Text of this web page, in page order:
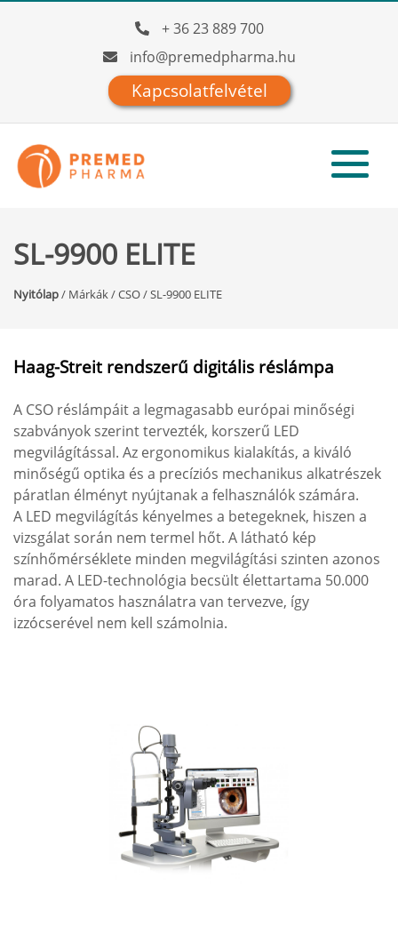
+ 36 23 889 700
info@premedpharma.hu
Kapcsolatfelvétel
SL-9900 ELITE
Nyitólap/ Márkák/CSO/SL-9900 ELITE
Haag-Streit rendszerű digitális réslámpa
A CSO réslámpáit a legmagasabb európai minőségi
szabványok szerint tervezték, korszerű LED
megvilágítással. Az ergonomikus kialakítás, a kiváló
minőségű optika és a precíziós mechanikus alkatrészek
páratlan élményt nyújtanak a felhasználók számára.
A LED megvilágítás kényelmes a betegeknek, hiszen a
vizsgálat során nem termel hőt. A látható kép
színhőmérséklete minden megvilágítási szinten azonos
marad. A LED-technológia becsült élettartama 50.000
óra folyamatos használatra van tervezve, így
izzócserével nem kell számolnia.